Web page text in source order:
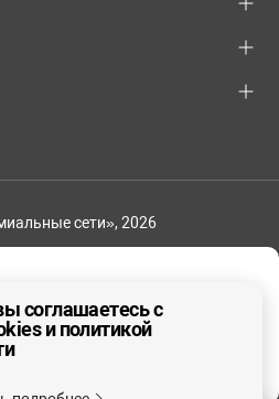
сети», 2026
соглашаетесь с
и политикой